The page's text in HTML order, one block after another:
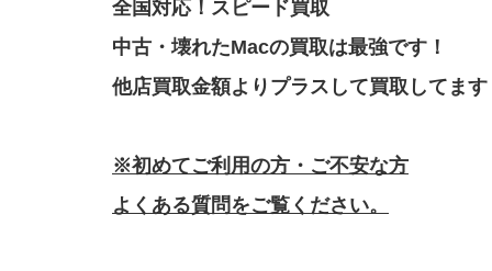
全国対応！スピード買取
中古・壊れたMacの買取は最強です！
他店買取金額よりプラスして買取してます
※初めてご利用の方・ご不安な方
よくある質問をご覧ください。